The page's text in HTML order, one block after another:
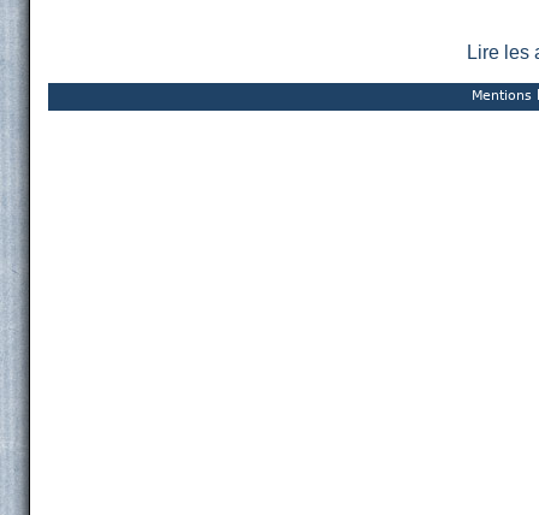
Lire les
Mentions